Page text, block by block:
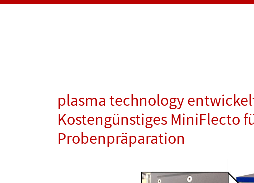
plasma technology
Kostengünstiges MiniFlecto
Probenpräparation